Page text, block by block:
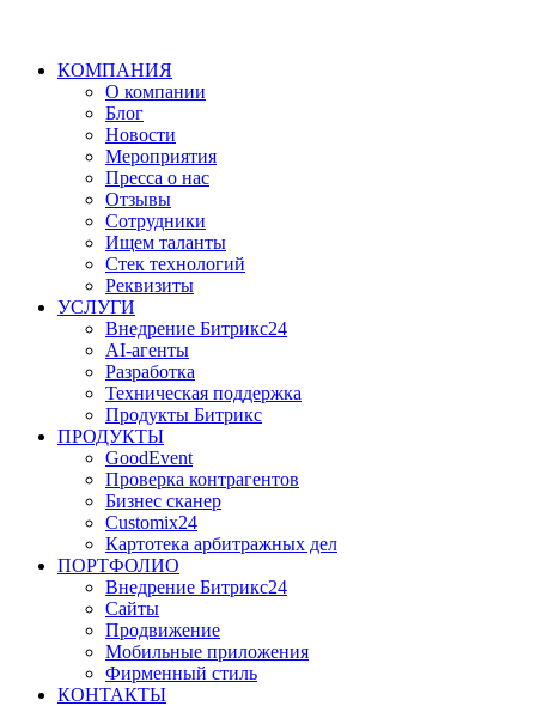
КОМПАНИЯ
О компании
Блог
Новости
Мероприятия
Пресса о нас
Отзывы
Сотрудники
Ищем таланты
Стек технологий
Реквизиты
УСЛУГИ
Внедрение Битрикс24
AI-агенты
Разработка
Техническая поддержка
Продукты Битрикс
ПРОДУКТЫ
GoodEvent
Проверка контрагентов
Бизнес сканер
Customix24
Картотека арбитражных дел
ПОРТФОЛИО
Внедрение Битрикс24
Сайты
Продвижение
Мобильные приложения
Фирменный стиль
КОНТАКТЫ